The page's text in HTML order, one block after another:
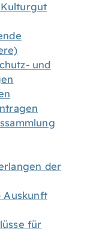
und
der
Auskunft
für